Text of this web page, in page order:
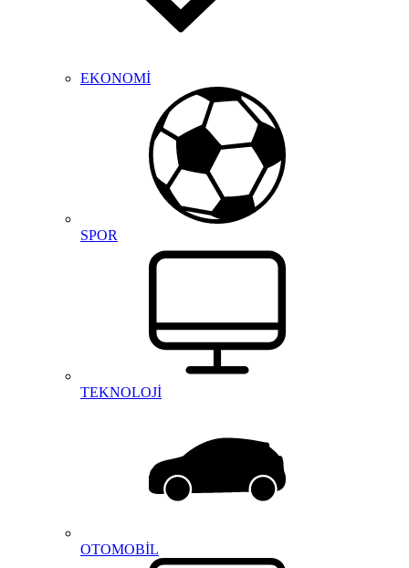
EKONOMİ
SPOR
TEKNOLOJİ
OTOMOBİL